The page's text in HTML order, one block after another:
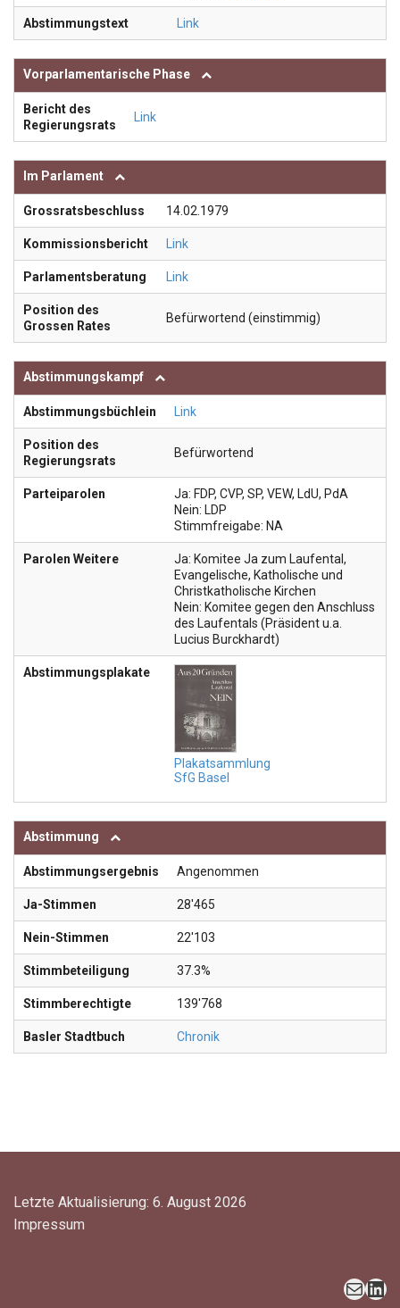
Abstimmungstext Link
Vorparlamentarische Phase
Bericht des
Regierungsrats
Link
Im Parlament
Grossratsbeschluss 14.02.1979
Kommissionsbericht Link
Parlamentsberatung Link
Position des
Grossen Rates
Befürwortend (einstimmig)
Abstimmungskampf
Abstimmungsbüchlein Link
Position des
Regierungsrats
Befürwortend
Parteiparolen
Ja: FDP, CVP, SP, VEW, LdU, PdA
Nein: LDP
Stimmfreigabe: NA
Parolen Weitere
Ja: Komitee Ja zum Laufental,
Evangelische, Katholische und
Christkatholische Kirchen
Nein: Komitee gegen den Anschluss
des Laufentals (Präsident u.a.
Lucius Burckhardt)
Abstimmungsplakate
Plakatsammlung
SfG Basel
Abstimmung
Abstimmungsergebnis Angenommen
Ja-Stimmen 28'465
Nein-Stimmen 22'103
Stimmbeteiligung 37.3%
Stimmberechtigte 139'768
Basler Stadtbuch Chronik
Letzte Aktualisierung: 6. August 2026
Impressum